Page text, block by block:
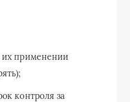
их применении
контроля за